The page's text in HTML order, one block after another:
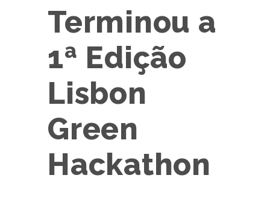
Terminou a
1ª Edição
Lisbon
Green
Hackathon